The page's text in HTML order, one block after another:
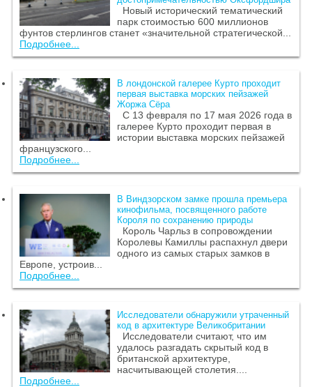
Новый исторический тематический
парк стоимостью 600 миллионов
фунтов стерлингов станет «значительной стратегической...
Подробнее...
В лондонской галерее Курто проходит
первая выставка морских пейзажей
Жоржа Сёра
С 13 февраля по 17 мая 2026 года в
галерее Курто проходит первая в
истории выставка морских пейзажей
французского...
Подробнее...
В Виндзорском замке прошла премьера
кинофильма, посвященного работе
Короля по сохранению природы
Король Чарльз в сопровождении
Королевы Камиллы распахнул двери
одного из самых старых замков в
Европе, устроив...
Подробнее...
Исследователи обнаружили утраченный
код в архитектуре Великобритании
Исследователи считают, что им
удалось разгадать скрытый код в
британской архитектуре,
насчитывающей столетия....
Подробнее...